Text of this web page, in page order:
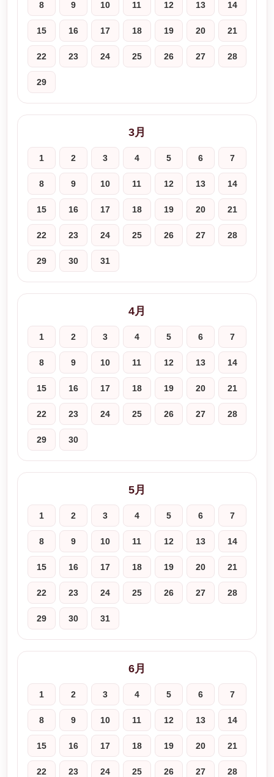
8 9 10 11 12 13 14
15 16 17 18 19 20 21
22 23 24 25 26 27 28
29
3月
1 2 3 4 5 6 7
8 9 10 11 12 13 14
15 16 17 18 19 20 21
22 23 24 25 26 27 28
29 30 31
4月
1 2 3 4 5 6 7
8 9 10 11 12 13 14
15 16 17 18 19 20 21
22 23 24 25 26 27 28
29 30
5月
1 2 3 4 5 6 7
8 9 10 11 12 13 14
15 16 17 18 19 20 21
22 23 24 25 26 27 28
29 30 31
6月
1 2 3 4 5 6 7
8 9 10 11 12 13 14
15 16 17 18 19 20 21
22 23 24 25 26 27 28